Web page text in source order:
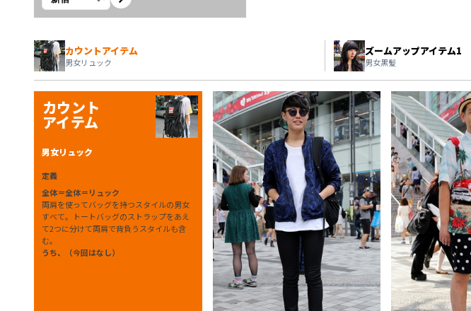
カウントアイテム
男女リュック
ズームアップアイテム1
男女黒髪
カウント
アイテム
男女リュック
定義
全体＝全体＝リュック
両肩を使ってバッグを持つスタイルの男女
すべて。トートバッグのストラップをあえ
て2つに分けて両肩で背負うスタイルも含
む。
うち、（今回はなし）